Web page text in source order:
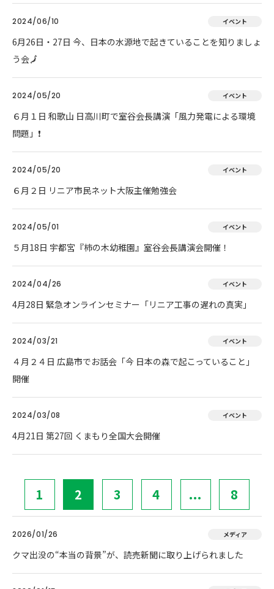
2024/06/10 イベント
6月26日・27日 今、日本の水源地で起きていることを知りましょ
う会🗾
2024/05/20 イベント
６月１日 和歌山 日高川町で室谷会長講演「風力発電による環境
問題」❗
2024/05/20 イベント
６月２日 リニア市民ネット大阪主催勉強会
2024/05/01 イベント
５月18日 宇都宮『柿の木幼稚園』室谷会長講演会開催！
2024/04/26 イベント
4月28日 緊急オンラインセミナー「リニア工事の遅れの真実」
2024/03/21 イベント
４月２４日 広島市でお話会「今 日本の森で起こっていること」
開催
2024/03/08 イベント
4月21日 第27回 くまもり全国大会開催
1 2 3 4 ... 8
2026/01/26 メディア
クマ出没の“本当の背景”が、読売新聞に取り上げられました